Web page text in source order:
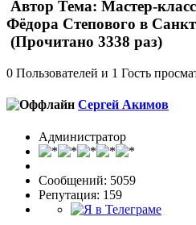
Автор Тема: Мастер-
Фёдора Степового в
(Прочитано 3338 раз)
0 Пользователей и 1 Гость
Сергей Акимов
Администратор
Сообщений: 5059
Репутация: 159